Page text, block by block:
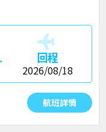
回程
2026/08/18
航班詳情